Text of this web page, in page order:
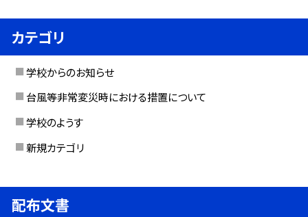
カテゴリ
学校からのお知らせ
台風等非常変災時における措置について
学校のようす
新規カテゴリ
配布文書